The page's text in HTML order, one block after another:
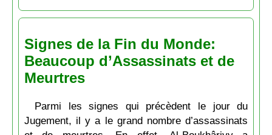
Signes de la Fin du Monde:
Beaucoup d’Assassinats et de
Meurtres
Parmi les signes qui précèdent le jour du
Jugement, il y a le grand nombre d’assassinats